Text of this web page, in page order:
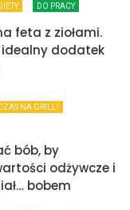
DIETY DO PRACY
feta z ziołami.
dodatek
NA GRILL!
bób, by
odżywcze i
bobem